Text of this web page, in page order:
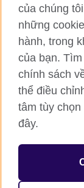
Hội đồng Anh
Bảo mật thông
Cookie
Sơ đồ trang
© 2026 British
British Council
(0)24 37281920;
subsidiary of the
của chúng
những
hành, trong
của bạn.
chính sách
thể điều
tâm tùy
đây.